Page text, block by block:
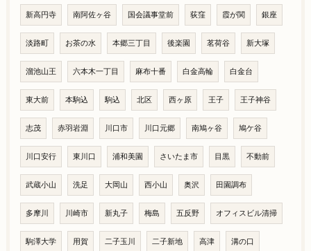
新高円寺 南阿佐ヶ谷 国会議事堂前 荻窪 霞が関 銀座
淡路町 お茶の水 本郷三丁目 後楽園 茗荷谷 新大塚
溜池山王 六本木一丁目 麻布十番 白金高輪 白金台
東大前 本駒込 駒込 北区 西ヶ原 王子 王子神谷
志茂 赤羽岩淵 川口市 川口元郷 南鳩ヶ谷 鳩ケ谷
川口安行 東川口 浦和美園 さいたま市 目黒 不動前
武蔵小山 洗足 大岡山 西小山 奥沢 田園調布
多摩川 川崎市 新丸子 梅島 五反野 オフィスビル清掃
駒澤大学 用賀 二子玉川 二子新地 高津 溝の口